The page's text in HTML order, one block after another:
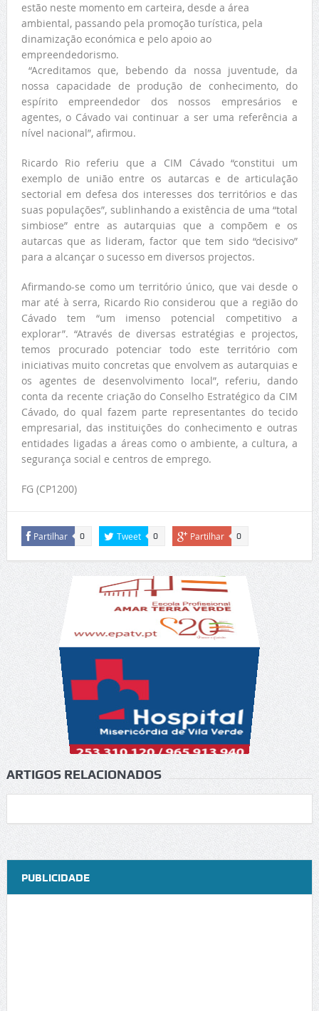
estão neste momento em carteira, desde a área
ambiental, passando pela promoção turística, pela
dinamização económica e pelo apoio ao
empreendedorismo.
“Acreditamos que, bebendo da nossa juventude, da
nossa capacidade de produção de conhecimento, do
espírito empreendedor dos nossos empresários e
agentes, o Cávado vai continuar a ser uma referência a
nível nacional”, afirmou.
Ricardo Rio referiu que a CIM Cávado “constitui um
exemplo de união entre os autarcas e de articulação
sectorial em defesa dos interesses dos territórios e das
suas populações”, sublinhando a existência de uma “total
simbiose” entre as autarquias que a compõem e os
autarcas que as lideram, factor que tem sido “decisivo”
para a alcançar o sucesso em diversos projectos.
Afirmando-se como um território único, que vai desde o
mar até à serra, Ricardo Rio considerou que a região do
Cávado tem “um imenso potencial competitivo a
explorar”. “Através de diversas estratégias e projectos,
temos procurado potenciar todo este território com
iniciativas muito concretas que envolvem as autarquias e
os agentes de desenvolvimento local”, referiu, dando
conta da recente criação do Conselho Estratégico da CIM
Cávado, do qual fazem parte representantes do tecido
empresarial, das instituições do conhecimento e outras
entidades ligadas a áreas como o ambiente, a cultura, a
segurança social e centros de emprego.
FG (CP1200)
Partilhar 0 Tweet 0 Partilhar 0
ARTIGOS RELACIONADOS
PUBLICIDADE